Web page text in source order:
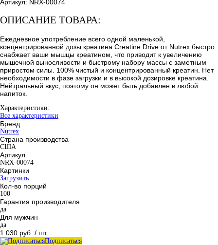
Артикул: NRX-00074
ОПИСАНИЕ ТОВАРА:
Ежедневное употребление всего одной маленькой,
концентрированной дозы креатина Creatine Drive от Nutrex быстро
снабжает ваши мышцы креатином, что приводит к увеличению
мышечной выносливости и быстрому набору массы с заметным
приростом силы. 100% чистый и концентрированный креатин. Нет
необходимости в фазе загрузки и в высокой дозировке креатина.
Нейтральный вкус, поэтому он может быть добавлен в любой
напиток.
Характеристики:
Все характеристики
Бренд
Nutrex
Страна производства
США
Артикул
NRX-00074
Картинки
Загрузить
Кол-во порций
100
Гарантия производителя
да
Для мужчин
да
1 030 руб. / шт
Подписаться